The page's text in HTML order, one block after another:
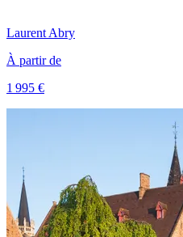
LaurentAbry
À partir de
1 995 €